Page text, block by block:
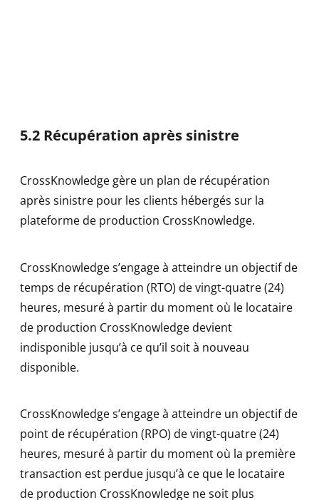
5.2 Récupération après sinistre
CrossKnowledge gère un plan de récupération
après sinistre pour les clients hébergés sur la
plateforme de production CrossKnowledge.
CrossKnowledge s’engage à atteindre un objectif de
temps de récupération (RTO) de vingt-quatre (24)
heures, mesuré à partir du moment où le locataire
de production CrossKnowledge devient
indisponible jusqu’à ce qu’il soit à nouveau
disponible.
CrossKnowledge s’engage à atteindre un objectif de
point de récupération (RPO) de vingt-quatre (24)
heures, mesuré à partir du moment où la première
transaction est perdue jusqu’à ce que le locataire
de production CrossKnowledge ne soit plus